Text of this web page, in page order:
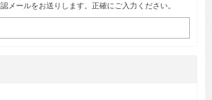
メールをお送りします。正確にご入力ください。